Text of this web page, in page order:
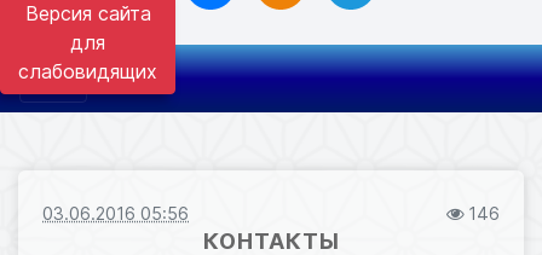
Версия сайта
для
слабовидящих
03.06.2016 05:56 146
КОНТАКТЫ